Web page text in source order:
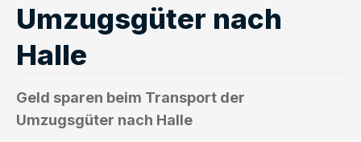
Umzugsgüter nach
Halle
Geld sparen beim Transport der
Umzugsgüter nach Halle